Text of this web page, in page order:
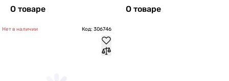
О товаре О товаре
Нет в наличии Код: 306746